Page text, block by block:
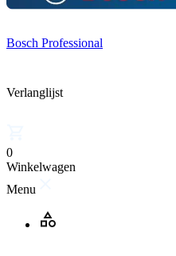
Bosch Professional
Verlanglijst
0
Winkelwagen
Menu